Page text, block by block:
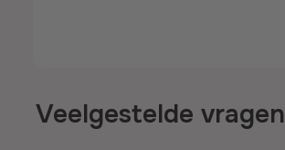
Veelgestelde vragen